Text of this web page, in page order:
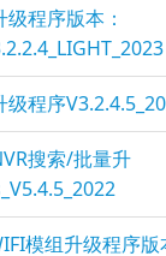
程序版本：
级程序
搜索/批量升
模组升级程序